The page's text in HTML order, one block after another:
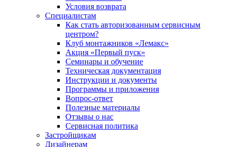
Условия возврата
Специалистам
Как стать авторизованным сервисным
центром?
Клуб монтажников «Лемакс»
Акция «Первый пуск»
Семинары и обучение
Техническая документация
Инструкции и документы
Программы и приложения
Вопрос-ответ
Полезные материалы
Отзывы о нас
Сервисная политика
Застройщикам
Дизайнерам